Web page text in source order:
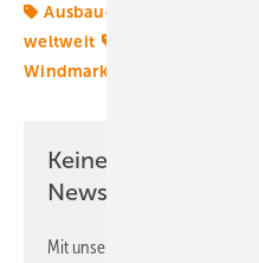
Ausbau-Ziele
weltweit
Windmarkt
Keine Zeit? Kein
Newsletter!
Mit unserem Newsletter